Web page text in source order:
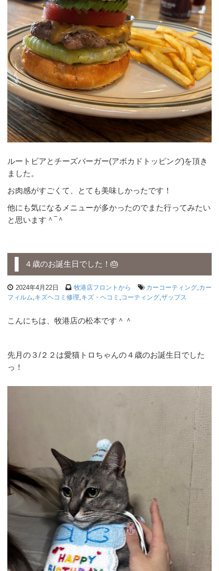
ルートビアとチーズバーガー(アボカドトッピング)を頂き
ました。
お肉感がすごくて、とても美味しかったです！
他にも気になるメニューが多かったのでまた行ってみたい
と思います＾‾＾
４歳のお誕生日でした！🎂
2024年4月22日 牧港店フロントから カーコーティング カー
フィルム キズヘコミ修理 キズ・ヘコミ コーティング ザップス
こんにちは、牧港店の松本です＾＾
先月の３/２２は愛猫トロちゃんの４歳のお誕生日でした
っ！